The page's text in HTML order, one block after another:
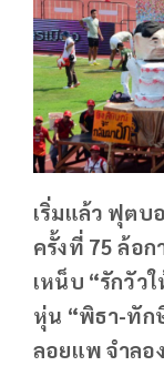
เริ่มแล้ว ฟุตบ
ครั้งที่ 75 ล้อก
เหน็บ “รักวัว
หุ่น “พิธา-ทัก
ลอยแพ จำลอ